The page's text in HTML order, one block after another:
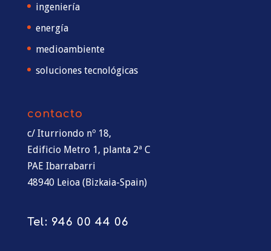
ingeniería
energía
medioambiente
soluciones tecnológicas
contacto
c/ Iturriondo nº 18,
Edificio Metro 1, planta 2ª C
PAE Ibarrabarri
48940 Leioa (Bizkaia-Spain)
Tel: 946 00 44 06